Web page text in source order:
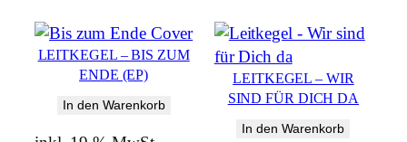
LEITKEGEL – BIS ZUM
ENDE (EP)
In den Warenkorb
LEITKEGEL – WIR
SIND FÜR DICH DA
In den Warenkorb